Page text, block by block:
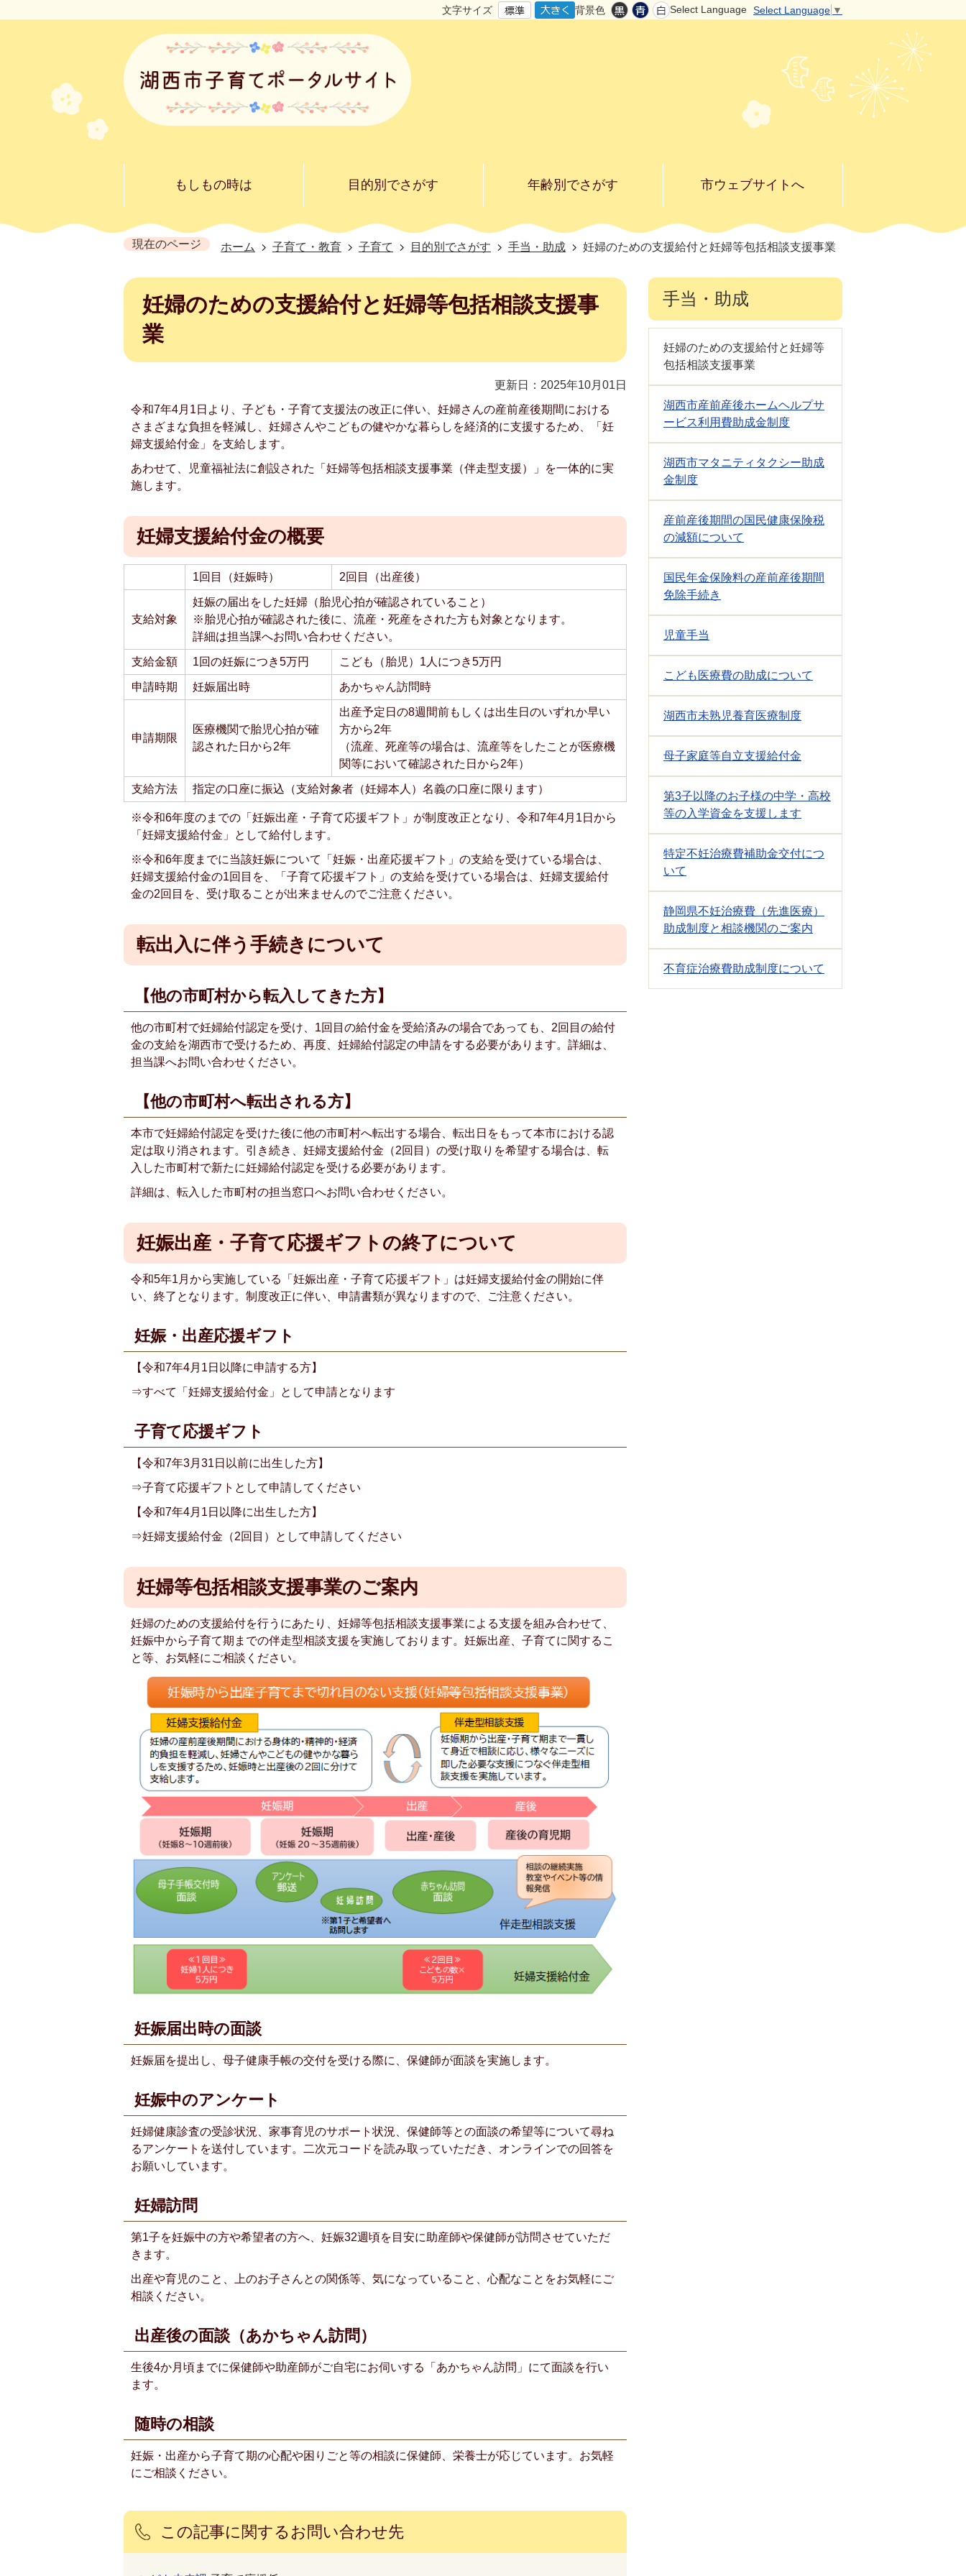
文字サイズ 背景色 Select Language Select Language ▼
もしもの時は 目的別でさがす 年齢別でさがす 市ウェブサイトへ
現在のページ ホーム 子育て・教育 子育て 目的別でさがす 手当・助成 妊婦のための支援給付と妊婦等包括相談支援事業
妊婦のための支援給付と妊婦等包括相談支援事
業
更新日：2025年10月01日
令和7年4月1日より、子ども・子育て支援法の改正に伴い、妊婦さんの産前産後期間における
さまざまな負担を軽減し、妊婦さんやこどもの健やかな暮らしを経済的に支援するため、「妊
婦支援給付金」を支給します。
あわせて、児童福祉法に創設された「妊婦等包括相談支援事業（伴走型支援）」を一体的に実
施します。
妊婦支援給付金の概要
1回目（妊娠時） 2回目（出産後）
支給対象
妊娠の届出をした妊婦（胎児心拍が確認されていること）
※胎児心拍が確認された後に、流産・死産をされた方も対象となります。
詳細は担当課へお問い合わせください。
支給金額 1回の妊娠につき5万円 こども（胎児）1人につき5万円
申請時期 妊娠届出時 あかちゃん訪問時
申請期限
医療機関で胎児心拍が確
認された日から2年
出産予定日の8週間前もしくは出生日のいずれか早い
方から2年
（流産、死産等の場合は、流産等をしたことが医療機
関等において確認された日から2年）
支給方法 指定の口座に振込（支給対象者（妊婦本人）名義の口座に限ります）
※令和6年度のまでの「妊娠出産・子育て応援ギフト」が制度改正となり、令和7年4月1日から
「妊婦支援給付金」として給付します。
※令和6年度までに当該妊娠について「妊娠・出産応援ギフト」の支給を受けている場合は、
妊婦支援給付金の1回目を、「子育て応援ギフト」の支給を受けている場合は、妊婦支援給付
金の2回目を、受け取ることが出来ませんのでご注意ください。
転出入に伴う手続きについて
【他の市町村から転入してきた方】
他の市町村で妊婦給付認定を受け、1回目の給付金を受給済みの場合であっても、2回目の給付
金の支給を湖西市で受けるため、再度、妊婦給付認定の申請をする必要があります。詳細は、
担当課へお問い合わせください。
【他の市町村へ転出される方】
本市で妊婦給付認定を受けた後に他の市町村へ転出する場合、転出日をもって本市における認
定は取り消されます。引き続き、妊婦支援給付金（2回目）の受け取りを希望する場合は、転
入した市町村で新たに妊婦給付認定を受ける必要があります。
詳細は、転入した市町村の担当窓口へお問い合わせください。
妊娠出産・子育て応援ギフトの終了について
令和5年1月から実施している「妊娠出産・子育て応援ギフト」は妊婦支援給付金の開始に伴
い、終了となります。制度改正に伴い、申請書類が異なりますので、ご注意ください。
妊娠・出産応援ギフト
【令和7年4月1日以降に申請する方】
⇒すべて「妊婦支援給付金」として申請となります
子育て応援ギフト
【令和7年3月31日以前に出生した方】
⇒子育て応援ギフトとして申請してください
【令和7年4月1日以降に出生した方】
⇒妊婦支援給付金（2回目）として申請してください
妊婦等包括相談支援事業のご案内
妊婦のための支援給付を行うにあたり、妊婦等包括相談支援事業による支援を組み合わせて、
妊娠中から子育て期までの伴走型相談支援を実施しております。妊娠出産、子育てに関するこ
と等、お気軽にご相談ください。
妊娠届出時の面談
妊娠届を提出し、母子健康手帳の交付を受ける際に、保健師が面談を実施します。
妊娠中のアンケート
妊婦健康診査の受診状況、家事育児のサポート状況、保健師等との面談の希望等について尋ね
るアンケートを送付しています。二次元コードを読み取っていただき、オンラインでの回答を
お願いしています。
妊婦訪問
第1子を妊娠中の方や希望者の方へ、妊娠32週頃を目安に助産師や保健師が訪問させていただ
きます。
出産や育児のこと、上のお子さんとの関係等、気になっていること、心配なことをお気軽にご
相談ください。
出産後の面談（あかちゃん訪問）
生後4か月頃までに保健師や助産師がご自宅にお伺いする「あかちゃん訪問」にて面談を行い
ます。
随時の相談
妊娠・出産から子育て期の心配や困りごと等の相談に保健師、栄養士が応じています。お気軽
にご相談ください。
この記事に関するお問い合わせ先
手当・助成
妊婦のための支援給付と妊婦等
包括相談支援事業
湖西市産前産後ホームヘルプサ
ービス利用費助成金制度
湖西市マタニティタクシー助成
金制度
産前産後期間の国民健康保険税
の減額について
国民年金保険料の産前産後期間
免除手続き
児童手当
こども医療費の助成について
湖西市未熟児養育医療制度
母子家庭等自立支援給付金
第3子以降のお子様の中学・高校
等の入学資金を支援します
特定不妊治療費補助金交付につ
いて
静岡県不妊治療費（先進医療）
助成制度と相談機関のご案内
不育症治療費助成制度について